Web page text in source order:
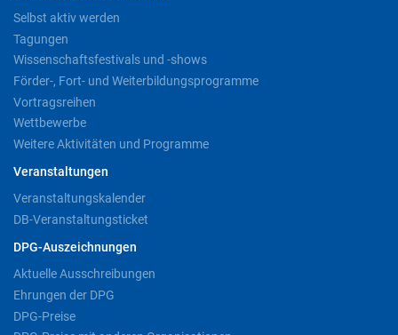
Selbst aktiv werden
Tagungen
Wissenschaftsfestivals und -shows
Förder-, Fort- und Weiterbildungsprogramme
Vortragsreihen
Wettbewerbe
Weitere Aktivitäten und Programme
Veranstaltungen
Veranstaltungskalender
DB-Veranstaltungsticket
DPG-Auszeichnungen
Aktuelle Ausschreibungen
Ehrungen der DPG
DPG-Preise